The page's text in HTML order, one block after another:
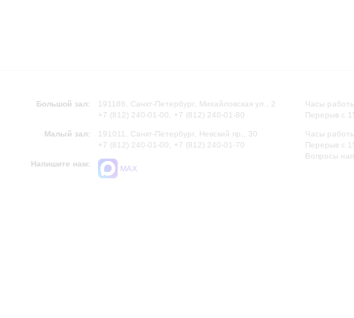
Большой зал:
191186, Санкт-Петербург, Михайловская ул., 2
+7 (812) 240-01-00, +7 (812) 240-01-80
Малый зал:
191011, Санкт-Петербург, Невский пр., 30
+7 (812) 240-01-00, +7 (812) 240-01-70
Напишите нам:
MAX
Часы
Перерыв с
Часы
Перерыв с
Вопросы